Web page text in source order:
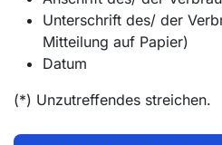
Unterschrift des/ der
Mitteilung auf Papier)
Datum
(*) Unzutreffendes streichen.